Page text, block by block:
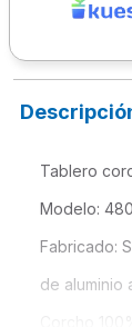
Tablero
Modelo:
Fabricado:
de aluminio